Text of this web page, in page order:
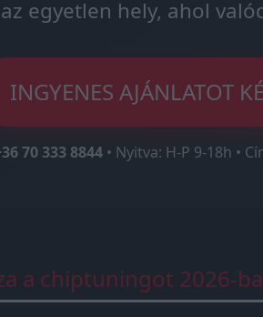
egyetlen hely, ahol
INGYENES AJÁNLATOT
70 333 8844 • Nyitva: H-P 9-18h •
a chiptuningot 2026-